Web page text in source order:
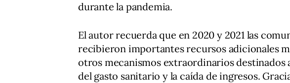
durante la pandemia.
El autor recuerda que en 2020 y 2021 las
recibieron importantes recursos adicionales
otros mecanismos extraordinarios destinados
del gasto sanitario y la caída de ingresos.